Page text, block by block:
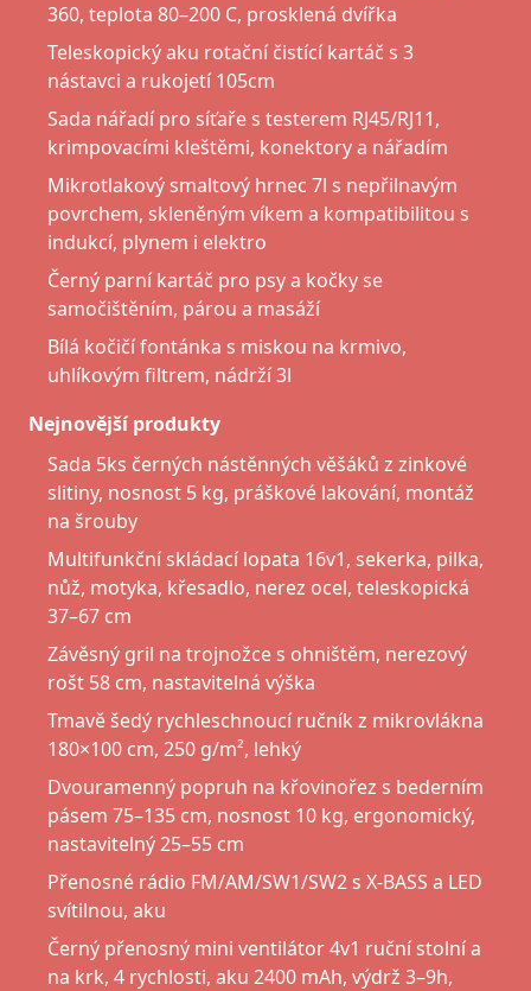
360, teplota 80–200 C, prosklená dvířka
Teleskopický aku rotační čistící kartáč s 3
nástavci a rukojetí 105cm
Sada nářadí pro síťaře s testerem RJ45/RJ11,
krimpovacími kleštěmi, konektory a nářadím
Mikrotlakový smaltový hrnec 7l s nepřilnavým
povrchem, skleněným víkem a kompatibilitou s
indukcí, plynem i elektro
Černý parní kartáč pro psy a kočky se
samočištěním, párou a masáží
Bílá kočičí fontánka s miskou na krmivo,
uhlíkovým filtrem, nádrží 3l
Nejnovější produkty
Sada 5ks černých nástěnných věšáků z zinkové
slitiny, nosnost 5 kg, práškové lakování, montáž
na šrouby
Multifunkční skládací lopata 16v1, sekerka, pilka,
nůž, motyka, křesadlo, nerez ocel, teleskopická
37–67 cm
Závěsný gril na trojnožce s ohništěm, nerezový
rošt 58 cm, nastavitelná výška
Tmavě šedý rychleschnoucí ručník z mikrovlákna
180×100 cm, 250 g/m², lehký
Dvouramenný popruh na křovinořez s bederním
pásem 75–135 cm, nosnost 10 kg, ergonomický,
nastavitelný 25–55 cm
Přenosné rádio FM/AM/SW1/SW2 s X-BASS a LED
svítilnou, aku
Černý přenosný mini ventilátor 4v1 ruční stolní a
na krk, 4 rychlosti, aku 2400 mAh, výdrž 3–9h,